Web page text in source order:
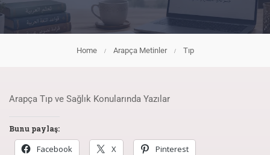
Home Arapça Metinler Tıp
Arapça Tıp ve Sağlık Konularında Yazılar
Bunu paylaş:
Facebook X Pinterest